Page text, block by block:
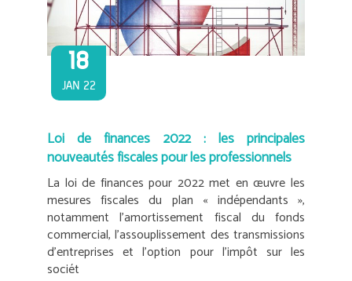
18
JAN 22
Loi de finances 2022 : les principales
nouveautés fiscales pour les professionnels
La loi de finances pour 2022 met en œuvre les
mesures fiscales du plan « indépendants »,
notamment l’amortissement fiscal du fonds
commercial, l’assouplissement des transmissions
d’entreprises et l’option pour l’impôt sur les
sociét